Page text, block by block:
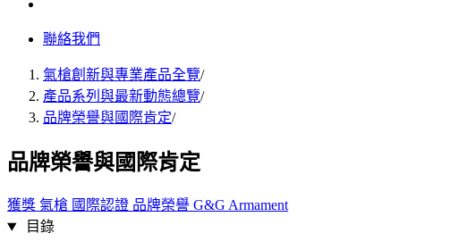
聯絡我們
氣槍創新與專業產品全覽/
產品系列與最新動態總覽/
品牌榮譽與國際肯定/
品牌榮譽與國際肯定
獲獎 氣槍 國際認證 品牌榮譽 G&G Armament
目錄